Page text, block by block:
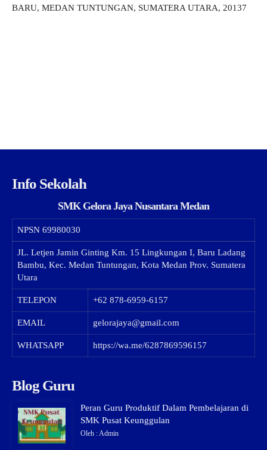
BARU, MEDAN TUNTUNGAN, SUMATERA UTARA, 20137
Info Sekolah
SMK Gelora Jaya Nusantara Medan
NPSN 69980030
JL. Letjen Jamin Ginting Km. 15 Lingkungan I, Baru Ladang
Bambu, Kec. Medan Tuntungan, Kota Medan Prov. Sumatera
Utara
TELEPON +62 878-6959-6157
EMAIL gelorajaya@gmail.com
WHATSAPP https://wa.me/6287869596157
Blog Guru
Peran Guru Produktif Dalam Pembelajaran di
SMK Pusat Keunggulan
Oleh : Admin